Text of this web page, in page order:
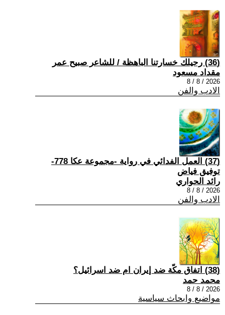
(36) رحيلك خسارتنا الباهظة / للشاعر صبيح عمر
مقداد مسعود
2026 / 8 / 8
الادب والفن
(37) العمل الفدائي في رواية -مجموعة عكا 778-
توفيق فياض
رائد الحواري
2026 / 8 / 8
الادب والفن
(38) اتفاق مكّة ضد إيران ام ضد اسرائيل؟
محمد حمد
2026 / 8 / 8
مواضيع وابحاث سياسية